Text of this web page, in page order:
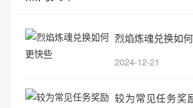
烈焰炼魂兑换如
2024-12-21
较为常见任务奖